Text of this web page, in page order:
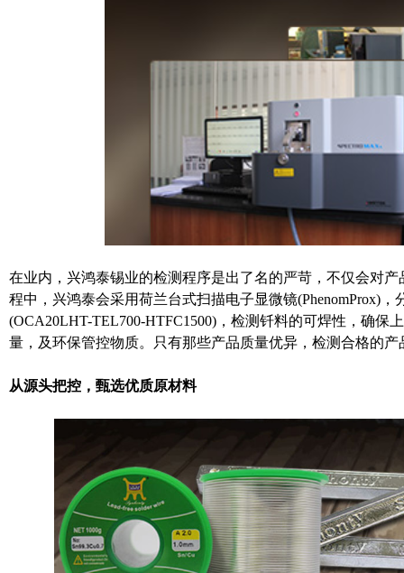
在业内，兴鸿泰锡业的检测程序是出了名的严苛，不仅会对
程中， 兴鸿泰会采用荷兰台式扫描电子显微镜(PhenomProx)
(OCA20LHT-TEL700-HTFC1500)，检测钎料的可焊性，确保
量，及环保管控物质。
只有那些产品质量优异，检测合格的
从源头把控，甄选优质原材料